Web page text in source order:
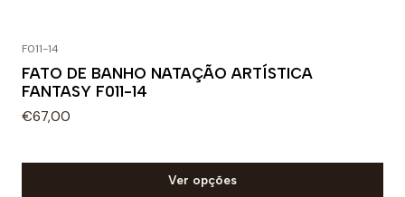
F011-14
FATO DE BANHO NATAÇÃO ARTÍSTICA
FANTASY F011-14
€67,00
Ver opções